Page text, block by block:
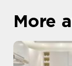
More